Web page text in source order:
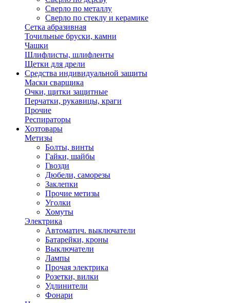
Сверло по металлу
Сверло по стеклу и керамике
Сетка абразивная
Точильные бруски, камни
Чашки
Шлифлисты, шлифленты
Щетки для дрели
Средства индивидуальной защиты
Маски сварщика
Очки, щитки защитные
Перчатки, рукавицы, краги
Прочие
Респираторы
Хозтовары
Метизы
Болты, винты
Гайки, шайбы
Гвозди
Дюбели, саморезы
Заклепки
Прочие метизы
Уголки
Хомуты
Электрика
Автоматич. выключатели
Батарейки, кроны
Выключатели
Лампы
Прочая электрика
Розетки, вилки
Удлинители
Фонари